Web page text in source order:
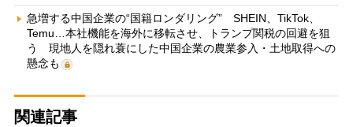
急増する中国企業の“国籍ロンダリング” SHEIN、TikTok、
Temu…本社機能を海外に移転させ、トランプ関税の回避を狙
う 現地人を隠れ蓑にした中国企業の農業参入・土地取得への
懸念も
関連記事